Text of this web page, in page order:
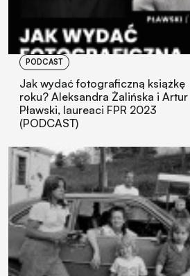
PODCAST
Jak wydać fotograficzną książkę
roku? Aleksandra Żalińska i Artur
Pławski, laureaci FPR 2023
(PODCAST)